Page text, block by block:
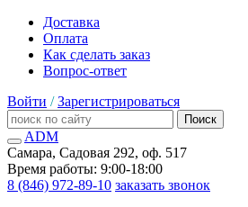
Доставка
Оплата
Как сделать заказ
Вопрос-ответ
Войти / Зарегистрироваться
Поиск
ADM
Самара, Садовая 292, оф. 517
Время работы: 9:00-18:00
8 (846) 972-89-10 заказать звонок